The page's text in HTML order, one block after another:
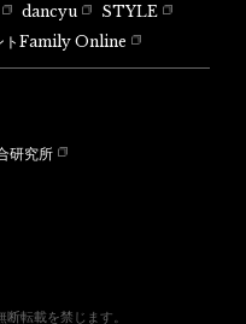
dancyu
STYLE
トFamily Online
研究所
転載を禁じます。